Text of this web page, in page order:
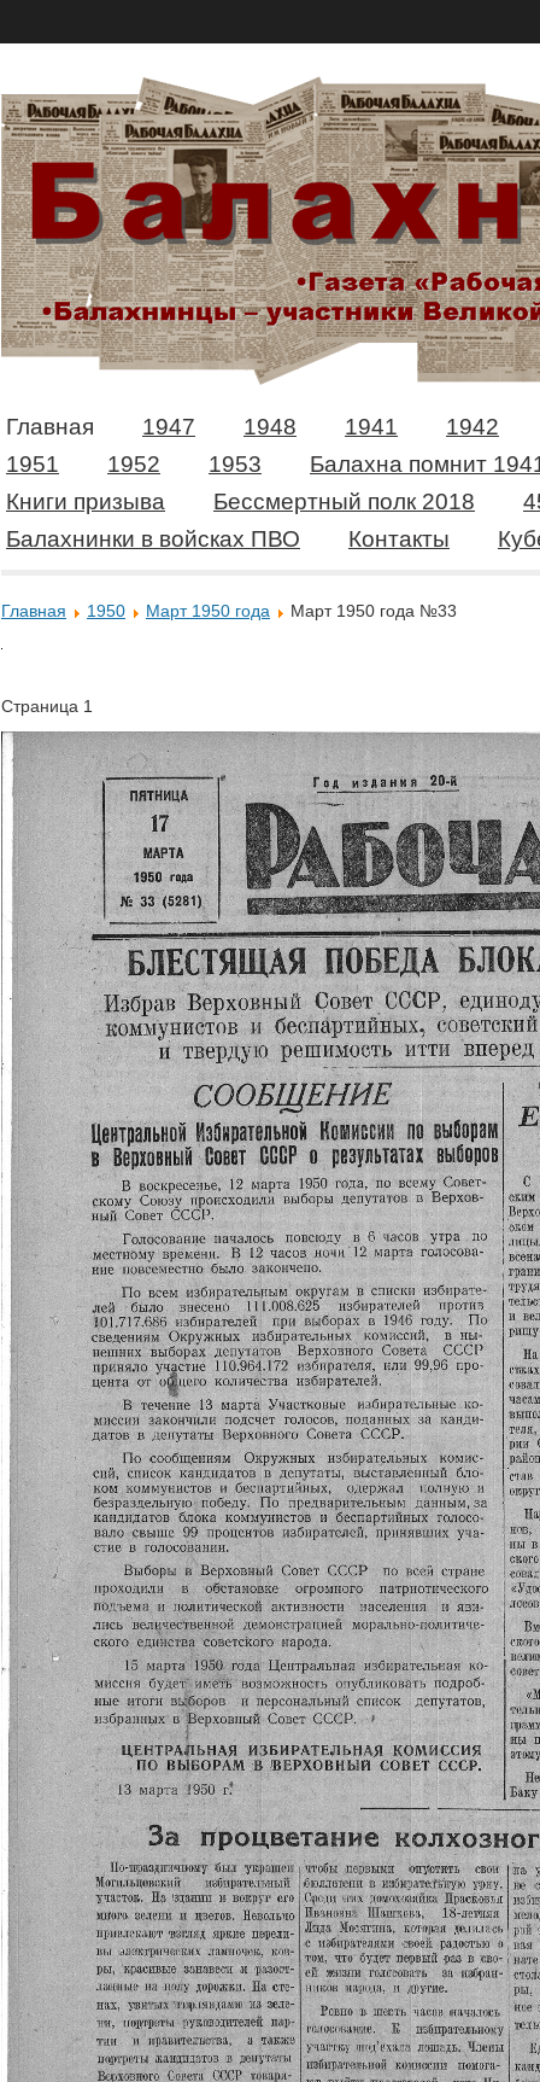
Главная 1947 1948 1941
1942
1951
1952 1953
Балахна помнит
Книги призыва
Бессмертный полк 2018
Балахнинки в войсках ПВО
Контакты
Главная 1950 Март 1950 года Март 1950 года №33
Страница 1